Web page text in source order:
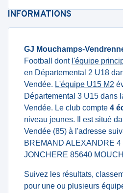
INFORMATIONS
GJ Mouchamps-
Football dont l'équipe
en Départemental 2 U18
Vendée. L'équipe U15 M2
Départemental 3 U15 dans
Vendée. Le club compte 4
niveau jeunes. Il est situé
Vendée (85) à l'adresse
BREMAND ALEXANDRE
JONCHERE 85640
Suivez les résultats,
pour une ou plusieurs